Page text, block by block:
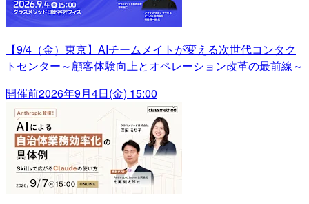
【9/4（金）東京】AIチームメイトが変える次世代コンタク
トセンター～顧客体験向上とオペレーション改革の最前線～
開催前2026年9月4日(金) 15:00